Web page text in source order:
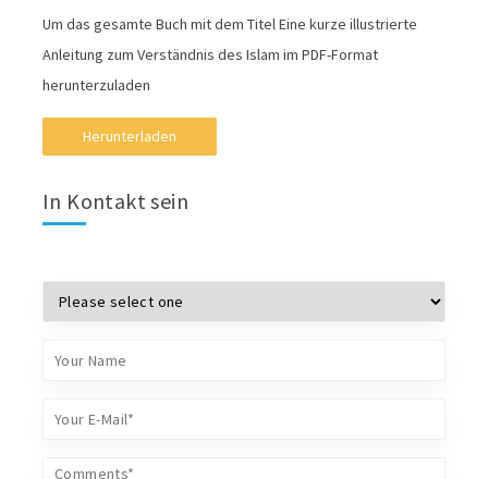
Um das gesamte Buch mit dem Titel Eine kurze illustrierte
Anleitung zum Verständnis des Islam im PDF-Format
herunterzuladen
Herunterladen
In Kontakt sein